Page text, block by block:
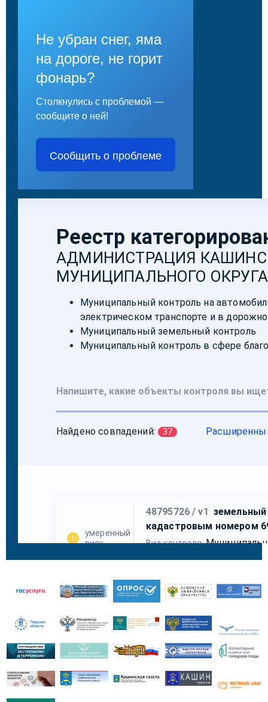
Не убран снег, яма
на дороге, не горит
фонарь?
Столкнулись с проблемой —
сообщите о ней!
Сообщить о проблеме